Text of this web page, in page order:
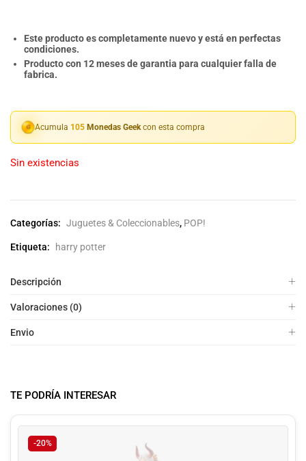
Este producto es completamente nuevo y está en perfectas
condiciones.
Producto con 12 meses de garantia para cualquier falla de
fabrica.
Acumula 105 Monedas Geek con esta compra
Sin existencias
Categorías: Juguetes & Coleccionables, POP!
Etiqueta: harry potter
Descripción
Valoraciones (0)
Envio
TE PODRÍA INTERESAR
-20%